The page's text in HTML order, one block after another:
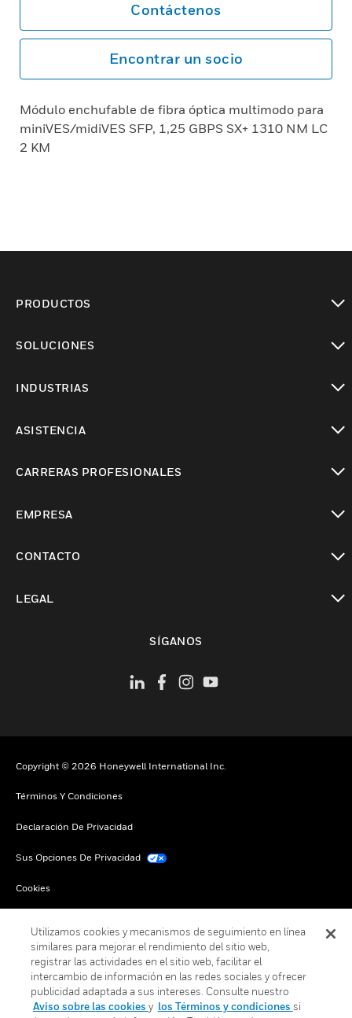
Contáctenos
Encontrar un socio
Módulo enchufable de fibra óptica multimodo para
miniVES/midiVES SFP, 1,25 GBPS SX+ 1310 NM LC
2 KM
PRODUCTOS
SOLUCIONES
INDUSTRIAS
ASISTENCIA
CARRERAS PROFESIONALES
EMPRESA
CONTACTO
LEGAL
SÍGANOS
Copyright © 2026 Honeywell International Inc.
Términos Y Condiciones
Declaración De Privacidad
Sus Opciones De Privacidad
Cookies
Utilizamos cookies y mecanismos de seguimiento en línea
similares para mejorar el rendimiento del sitio web,
registrar las actividades en el sitio web, facilitar el
intercambio de información en las redes sociales y ofrecer
publicidad adaptada a sus intereses. Consulte nuestro
Aviso sobre las cookies y los Términos y condiciones si